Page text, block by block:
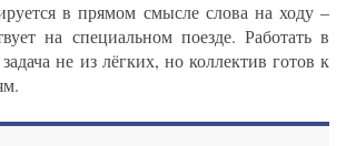
в прямом смысле слова на ходу –
на специальном поезде. Работать в
не из лёгких, но коллектив готов к